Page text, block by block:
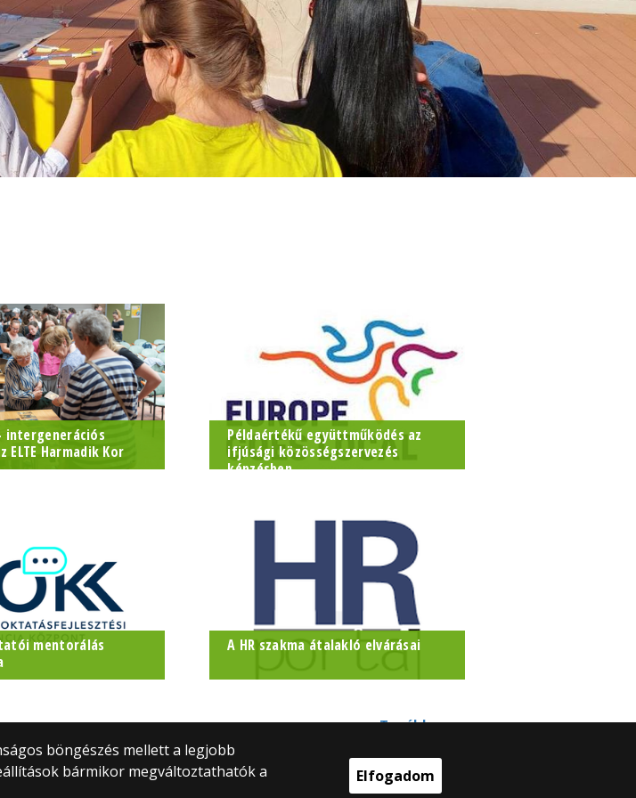
intergenerációs
ELTE Harmadik Kor
Példaértékű együttműködés az
ifjúsági közösségszervezés
képzésben
mentorálás
A HR szakma átalakló elvárásai
Tovább »
böngészés mellett a legjobb
bármikor megváltoztathatók a
Elfogadom